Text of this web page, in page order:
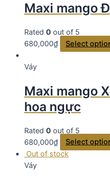
Maxi mango
Rated 0 out of 5
680,000₫ Select
Váy
Maxi mango
hoa ngực
Rated 0 out of 5
680,000₫
Select
Out of stock
Váy